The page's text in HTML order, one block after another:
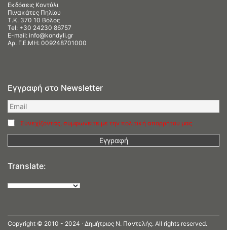
Εκδόσεις Κοντύλι
Πινακάτες Πηλίου
Τ.Κ. 370 10 Βόλος
Tel: +30 24230 86757
E-mail: info@kondyli.gr
Αρ. Γ.Ε.ΜΗ: 009248701000
Εγγραφή στο Newsletter
Συνεχίζοντας, συμφωνείτε με την πολιτική απορρήτου μας
Translate:
Copyright © 2010 - 2024 · Δημήτριος N. Παντελής. All rights reserved.